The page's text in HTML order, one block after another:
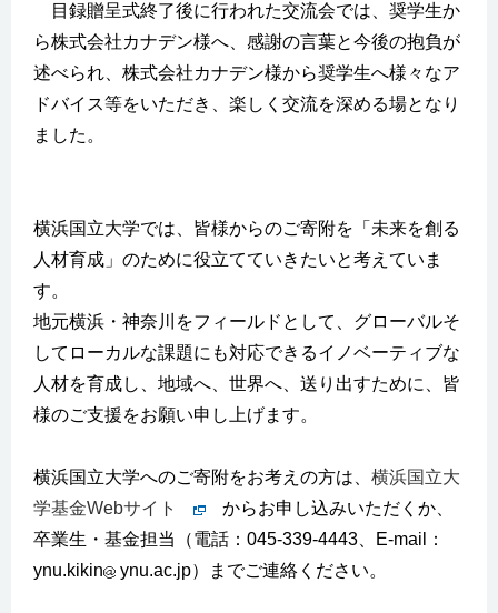
目録贈呈式終了後に行われた交流会では、奨学生か
ら株式会社カナデン様へ、感謝の言葉と今後の抱負が
述べられ、株式会社カナデン様から奨学生へ様々なア
ドバイス等をいただき、楽しく交流を深める場となり
ました。
横浜国立大学では、皆様からのご寄附を「未来を創る
人材育成」のために役立てていきたいと考えていま
す。
地元横浜・神奈川をフィールドとして、グローバルそ
してローカルな課題にも対応できるイノベーティブな
人材を育成し、地域へ、世界へ、送り出すために、皆
様のご支援をお願い申し上げます。
横浜国立大学へのご寄附をお考えの方は、 横浜国立大
学基金Webサイト
からお申し込みいただくか、
卒業生・基金担当（電話：045-339-4443、E-mail：
ynu.kikin
ynu.ac.jp）までご連絡ください。